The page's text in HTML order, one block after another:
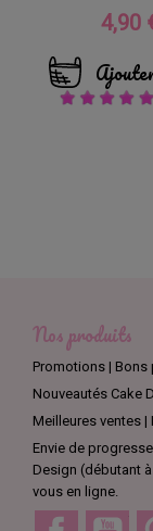
Prix
4,90
Nos produits
Promotions | Bons
Nouveautés Cake
Meilleures ventes
Envie de
Design (débutant
vous en ligne.
Facebook